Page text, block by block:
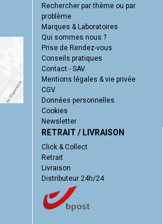
Rechercher par thème ou par
problème
Marques & Laboratoires
Qui sommes nous ?
Prise de Rendez-vous
Conseils pratiques
Contact - SAV
Mentions légales & vie privée
CGV
Données personnelles
Cookies
Newsletter
RETRAIT / LIVRAISON
Click & Collect
Retrait
Livraison
Distributeur 24h/24